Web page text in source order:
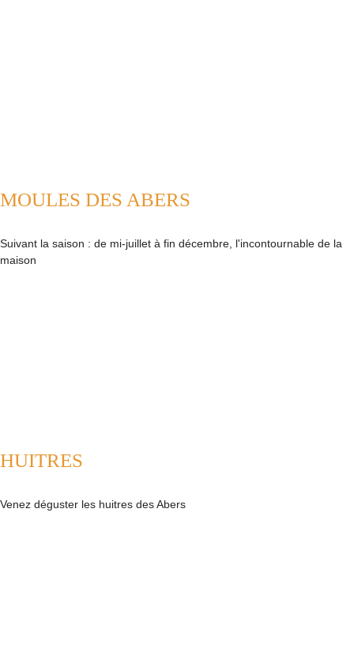
MOULES DES ABERS
Suivant la saison : de mi-juillet à fin décembre, l'incontournable de la
maison
HUITRES
Venez déguster les huitres des Abers